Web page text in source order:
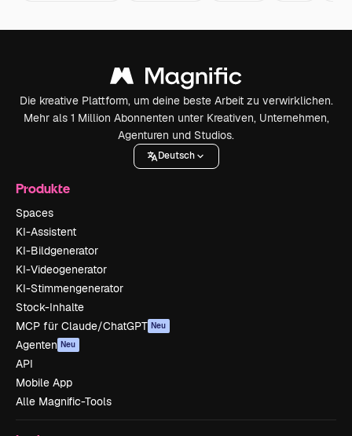
Die kreative Plattform, um deine beste Arbeit zu verwirklichen.
Mehr als 1 Million Abonnenten unter Kreativen, Unternehmen,
Agenturen und Studios.
Deutsch
Produkte
Spaces
KI-Assistent
KI-Bildgenerator
KI-Videogenerator
KI-Stimmengenerator
Stock-Inhalte
MCP für Claude/ChatGPT Neu
Agenten Neu
API
Mobile App
Alle Magnific-Tools